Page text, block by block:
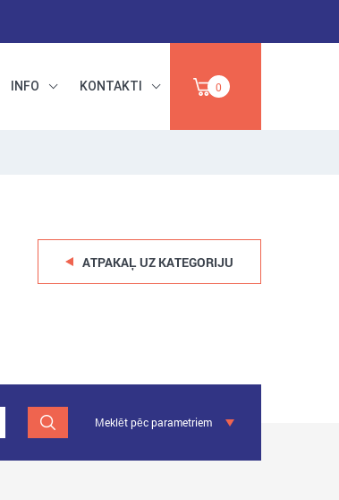
INFO KONTAKTI 0
ATPAKAĻ UZ KATEGORIJU
Meklēt pēc parametriem